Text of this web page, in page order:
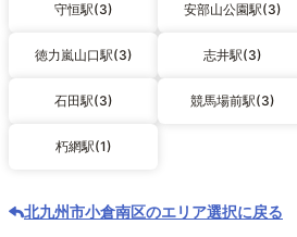
守恒駅(3) 安部山公園駅(3)
徳力嵐山口駅(3) 志井駅(3)
石田駅(3) 競馬場前駅(3)
朽網駅(1)
北九州市小倉南区のエリア選択に戻る